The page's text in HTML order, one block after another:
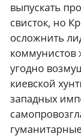
выпускать
свисток, но
осложнить
коммунистов
угодно
киевской
западных